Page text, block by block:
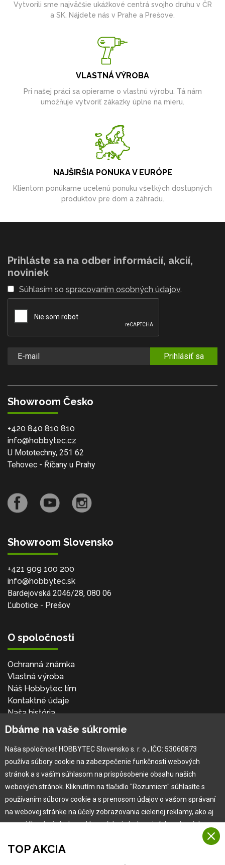
Vytvorili sme najväčšie ukážkové centrá svojho druhu v ČR
a SK. Nájdete nás v Prahe a Prešove.
VLASTNÁ VÝROBA
Pri našej práci sa opierame o vlastnú výrobu. Tá nám
umožňuje vytvoriť zákazky úplne na mieru.
NAJŠIRŠIA PONUKA V EURÓPE
Klientom ponúkame ucelenú ponuku všetkých dostupných
produktov pre dom a záhradu.
Prihláste sa na odber informácií, akcií,
noviniek
Súhlasím so spracovaním osobných údajov.
Prihlásiť sa
Showroom Česko
+420 840 810 810
info@hobbytec.cz
U Mototechny, 251 62
Tehovec - Říčany u Prahy
Showroom Slovensko
+421 909 100 200
info@hobbytec.sk
Bardejovská 2046/28, 080 06
Ľubotice - Prešov
O spoločnosti
Ochranná známka
Vlastná výroba
Náš Hobbytec tím
Kontaktné údaje
Naša história
Kariéra
Pre zákazníka
Garancia najlepšej ceny
Užívateľský manuál
Obchodné podmienky
Zákazník & partner
Novinky
TOP AKCIA
Dbáme na vaše súkromie
Naša spoločnosť HOBBYTEC Slovensko s. r. o., IČO: 53060873
používa súbory cookie na zabezpečenie funkčnosti webových
stránok a s vaším súhlasom na prispôsobenie obsahu našich
webových stránok. Kliknutím na tlačidlo "Rozumiem" súhlasíte s
používaním súborov cookie a s prenosom údajov o vašom správaní
na webovej stránke na účely zobrazovania cielenej reklamy, ako aj
na sociálnych sieťach a reklamných sieťach na iných webových
Viac informácií